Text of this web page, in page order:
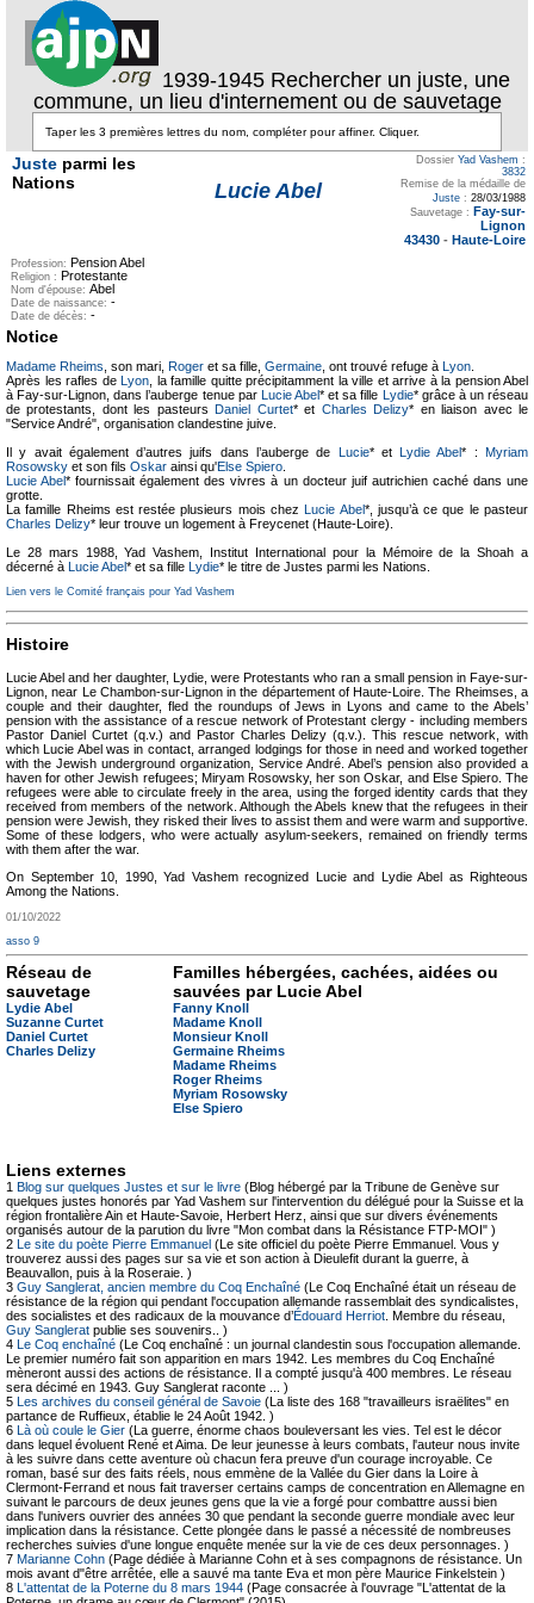
1939-1945 Rechercher un juste, une
commune, un lieu d'internement ou de sauvetage
Juste parmi les
Nations
Lucie Abel
Dossier Yad Vashem :
3832
Remise de la médaille de
Juste : 28/03/1988
Sauvetage : Fay-sur-
Lignon
43430 - Haute-Loire
Profession: Pension Abel
Religion : Protestante
Nom d'épouse: Abel
Date de naissance: -
Date de décès: -
Notice
Madame Rheims , son mari, Roger et sa fille, Germaine , ont trouvé refuge à Lyon
Après les rafles de Lyon , la famille quitte précipitamment la ville et arrive à la pension Abel
à Fay-sur-Lignon, dans l’auberge tenue par Lucie Abel* et sa fille Lydie* grâce à un réseau
de protestants, dont les pasteursDaniel Curtet* et Charles Delizy* en liaison avec le
"Service André", organisation clandestine juive.
Il y avait également d’autres juifs dans l’auberge de Lucie* etLydie Abel* :Myriam
Rosowsky et son fils Oskar ainsi qu'Else Spiero
Lucie Abel* fournissait également des vivres à un docteur juif autrichien caché dans une
grotte.
La famille Rheims est restée plusieurs mois chezLucie Abel*, jusqu’à ce que le pasteur
Charles Delizy* leur trouve un logement à Freycenet (Haute-Loire).
Le 28 mars 1988, Yad Vashem, Institut International pour la Mémoire de la Shoah a
décerné à Lucie Abel* et sa fille Lydie* le titre de Justes parmi les Nations.
Lien vers le Comité français pour Yad Vashem
Histoire
Lucie Abel and her daughter, Lydie, were Protestants who ran a small pension in Faye-sur-
Lignon, near Le Chambon-sur-Lignon in the département of Haute-Loire. The Rheimses, a
couple and their daughter, fled the roundups of Jews in Lyons and came to the Abels’
pension with the assistance of a rescue network of Protestant clergy - including members
Pastor Daniel Curtet (q.v.) and Pastor Charles Delizy (q.v.). This rescue network, with
which Lucie Abel was in contact, arranged lodgings for those in need and worked together
with the Jewish underground organization, Service André. Abel’s pension also provided a
haven for other Jewish refugees; Miryam Rosowsky, her son Oskar, and Else Spiero. The
refugees were able to circulate freely in the area, using the forged identity cards that they
received from members of the network. Although the Abels knew that the refugees in their
pension were Jewish, they risked their lives to assist them and were warm and supportive.
Some of these lodgers, who were actually asylum-seekers, remained on friendly terms
with them after the war.
On September 10, 1990, Yad Vashem recognized Lucie and Lydie Abel as Righteous
Among the Nations.
01/10/2022
asso 9
Réseau de
sauvetage
Lydie Abel
Suzanne Curtet
Daniel Curtet
Charles Delizy
Familles hébergées, cachées, aidées ou
sauvées par Lucie Abel
Fanny Knoll
Madame Knoll
Monsieur Knoll
Germaine Rheims
Madame Rheims
Roger Rheims
Myriam Rosowsky
Else Spiero
Liens externes
1 Blog sur quelques Justes et sur le livre (Blog hébergé par la Tribune de Genève sur
quelques justes honorés par Yad Vashem sur l'intervention du délégué pour la Suisse et la
région frontalière Ain et Haute-Savoie, Herbert Herz, ainsi que sur divers événements
organisés autour de la parution du livre "Mon combat dans la Résistance FTP-MOI" )
2 Le site du poète Pierre Emmanuel (Le site officiel du poète Pierre Emmanuel. Vous y
trouverez aussi des pages sur sa vie et son action à Dieulefit durant la guerre, à
Beauvallon, puis à la Roseraie. )
3 Guy Sanglerat, ancien membre du Coq Enchaîné (Le Coq Enchaîné était un réseau de
résistance de la région qui pendant l'occupation allemande rassemblait des syndicalistes,
des socialistes et des radicaux de la mouvance d’Édouard Herriot . Membre du réseau,
Guy Sanglerat publie ses souvenirs.. )
4 Le Coq enchaîné (Le Coq enchaîné : un journal clandestin sous l'occupation allemande.
Le premier numéro fait son apparition en mars 1942. Les membres du Coq Enchaîné
mèneront aussi des actions de résistance. Il a compté jusqu'à 400 membres. Le réseau
sera décimé en 1943. Guy Sanglerat raconte ... )
5 Les archives du conseil général de Savoie (La liste des 168 "travailleurs israëlites" en
partance de Ruffieux, établie le 24 Août 1942. )
6 Là où coule le Gier (La guerre, énorme chaos bouleversant les vies. Tel est le décor
dans lequel évoluent René et Aima. De leur jeunesse à leurs combats, l'auteur nous invite
à les suivre dans cette aventure où chacun fera preuve d'un courage incroyable. Ce
roman, basé sur des faits réels, nous emmène de la Vallée du Gier dans la Loire à
Clermont-Ferrand et nous fait traverser certains camps de concentration en Allemagne en
suivant le parcours de deux jeunes gens que la vie a forgé pour combattre aussi bien
dans l'univers ouvrier des années 30 que pendant la seconde guerre mondiale avec leur
implication dans la résistance. Cette plongée dans le passé a nécessité de nombreuses
recherches suivies d'une longue enquête menée sur la vie de ces deux personnages. )
7 Marianne Cohn (Page dédiée à Marianne Cohn et à ses compagnons de résistance. Un
mois avant d"être arrêtée, elle a sauvé ma tante Eva et mon père Maurice Finkelstein )
8 L'attentat de la Poterne du 8 mars 1944 (Page consacrée à l'ouvrage "L'attentat de la